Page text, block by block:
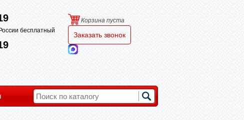
бесплатный
Корзина пуста
Заказать звонок